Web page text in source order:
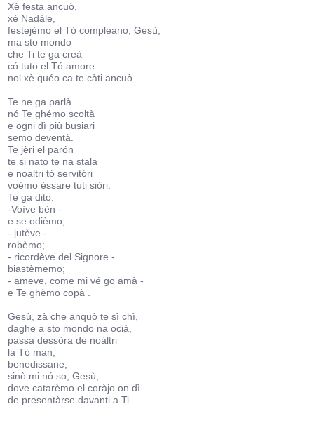
Xè festa ancuò,
xè Nadàle,
festejèmo el Tó compleano, Gesù,
ma sto mondo
che Ti te ga creà
có tuto el Tó amore
nol xè quéo ca te càti ancuò.
Te ne ga parlà
nó Te ghémo scoltà
e ogni dì più busiari
semo deventà.
Te jèri el parón
te si nato te na stala
e noaltri tó servitóri
voémo èssare tuti sióri.
Te ga dito:
-Voìve bèn -
e se odièmo;
- jutève -
robèmo;
- ricordève del Signore -
biastèmemo;
- ameve, come mi vé go amà -
e Te ghèmo copà .
Gesù, zà che anquò te sì chì,
daghe a sto mondo na ocià,
passa dessòra de noàltri
la Tó man,
benedissane,
sinò mi nó so, Gesù,
dove catarèmo el coràjo on dì
de presentàrse davanti a Ti.